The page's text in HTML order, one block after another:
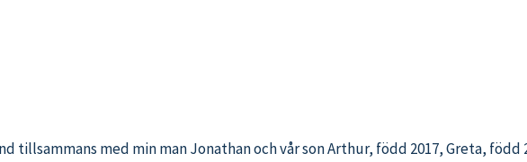
tillsammans med min man Jonathan och vår son Arthur, född 2017, Greta, född